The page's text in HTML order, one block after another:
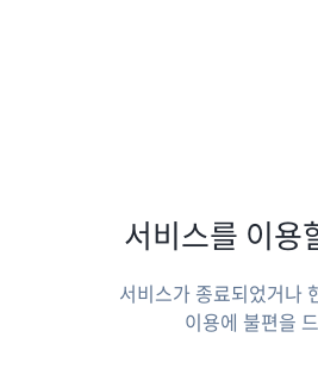
서비스를 이용
서비스가 종료되었거나
이용에 불편을